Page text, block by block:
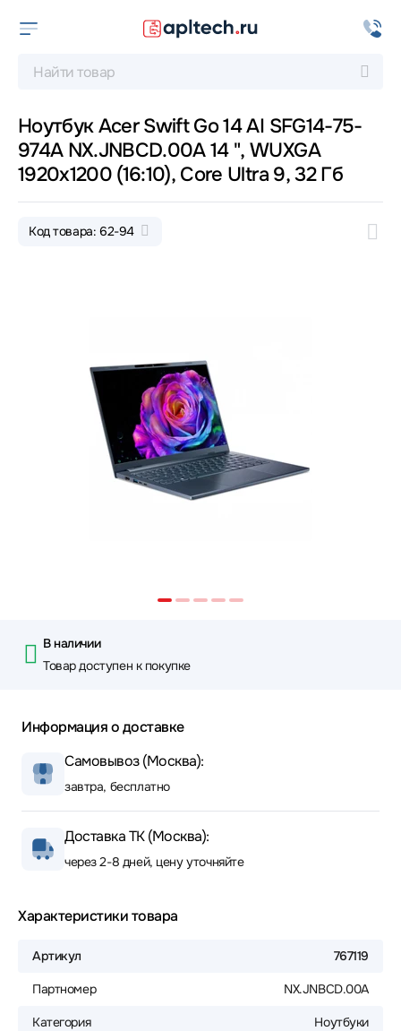
Ноутбук Acer Swift Go 14 AI SFG14-75-
974A NX.JNBCD.00A 14 ", WUXGA
1920x1200 (16:10), Core Ultra 9, 32 Гб
Код товара: 62-94
В наличии
Товар доступен к покупке
Информация о доставке
Самовывоз (Москва):
завтра, бесплатно
Доставка ТК (Москва):
через 2-8 дней, цену уточняйте
Характеристики товара
Артикул 767119
Партномер NX.JNBCD.00A
Категория Ноутбуки